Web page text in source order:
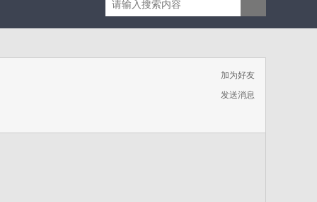
加为好友
发送消息